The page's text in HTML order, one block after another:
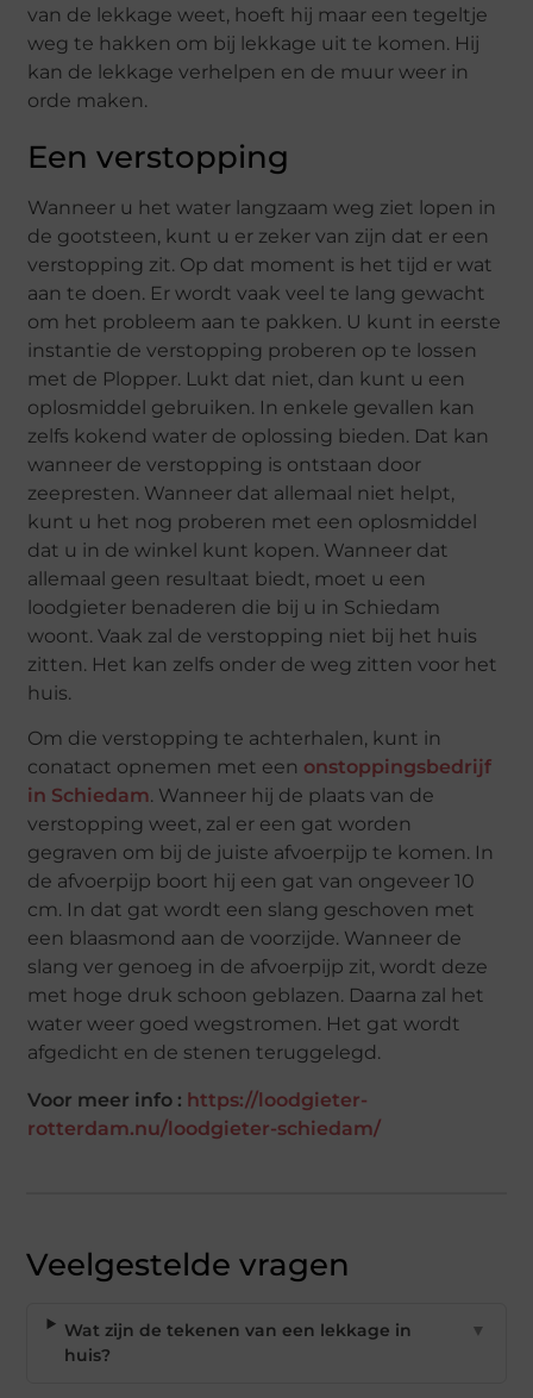
van de lekkage weet, hoeft hij maar een tegeltje
weg te hakken om bij lekkage uit te komen. Hij
kan de lekkage verhelpen en de muur weer in
orde maken.
Een verstopping
Wanneer u het water langzaam weg ziet lopen in
de gootsteen, kunt u er zeker van zijn dat er een
verstopping zit. Op dat moment is het tijd er wat
aan te doen. Er wordt vaak veel te lang gewacht
om het probleem aan te pakken. U kunt in eerste
instantie de verstopping proberen op te lossen
met de Plopper. Lukt dat niet, dan kunt u een
oplosmiddel gebruiken. In enkele gevallen kan
zelfs kokend water de oplossing bieden. Dat kan
wanneer de verstopping is ontstaan door
zeepresten. Wanneer dat allemaal niet helpt,
kunt u het nog proberen met een oplosmiddel
dat u in de winkel kunt kopen. Wanneer dat
allemaal geen resultaat biedt, moet u een
loodgieter benaderen die bij u in Schiedam
woont. Vaak zal de verstopping niet bij het huis
zitten. Het kan zelfs onder de weg zitten voor het
huis.
Om die verstopping te achterhalen, kunt in
conatact opnemen met een onstoppingsbedrijf
in Schiedam. Wanneer hij de plaats van de
verstopping weet, zal er een gat worden
gegraven om bij de juiste afvoerpijp te komen. In
de afvoerpijp boort hij een gat van ongeveer 10
cm. In dat gat wordt een slang geschoven met
een blaasmond aan de voorzijde. Wanneer de
slang ver genoeg in de afvoerpijp zit, wordt deze
met hoge druk schoon geblazen. Daarna zal het
water weer goed wegstromen. Het gat wordt
afgedicht en de stenen teruggelegd.
Voor meer info : https://loodgieter-
rotterdam.nu/loodgieter-schiedam/
Veelgestelde vragen
Wat zijn de tekenen van een lekkage in
huis?
▼